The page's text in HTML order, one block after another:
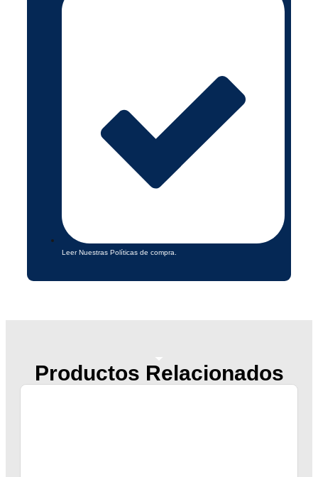
Leer Nuestras Políticas de compra.
Productos Relacionados